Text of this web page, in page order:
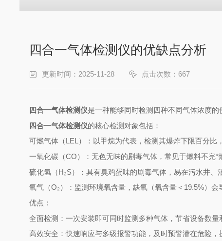
四合一气体检测仪的优缺点分析
更新时间：2025-11-28 点击次数：667
四合一气体检测仪是一种能够同时检测四种不同气体浓度
四合一气体检测仪的核心检测对象包括：
可燃气体（LEL）：以甲烷为代表，检测其爆炸下限百分比
一氧化碳（CO）：无色无味的剧毒气体，常见于燃料不完*
硫化氢（H₂S）：具有臭鸡蛋味的剧毒气体，易在污水井
氧气（O₂）：监测环境氧含量，缺氧（氧含量＜19.5%）
优点：
全面检测：一次安装即可同时监测多种气体，节省设备数量
高效安全：快速响应与多级报警功能，及时预警潜在危险，